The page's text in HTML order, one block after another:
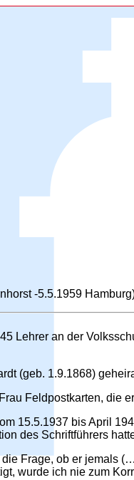
-5.5.1959
Lehrer an der
(geb. 1.9.1868)
Feldpostkarten, die
15.5.1937 bis April
des Schriftführers
Frage, ob er jemals
wurde ich nie zum